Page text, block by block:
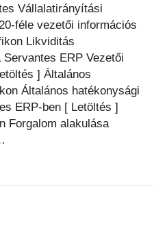
Vállalatirányítási
féle vezetői információs
Likviditás
ERP Vezetői
] Általános
Általános hatékonysági
ERP-ben [ Letöltés ]
Forgalom alakulása